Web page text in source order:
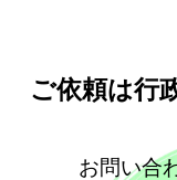
ご依頼は行
お問い合